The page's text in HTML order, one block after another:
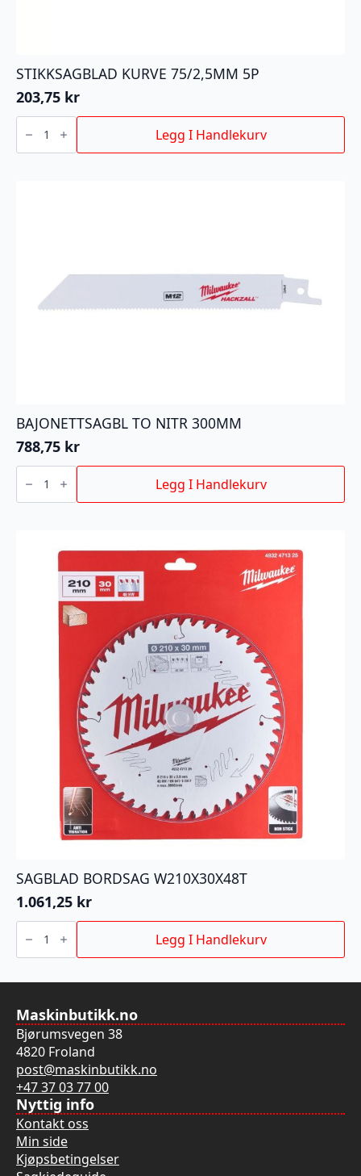
STIKKSAGBLAD KURVE 75/2,5MM 5P
203,75 kr
STIKKSAGBLAD
KURVE
75/2,5MM
5P
Legg I Handlekurv
BAJONETTSAGBL TO NITR 300MM
788,75 kr
BAJONETTSAGBL
TO
300MM
Legg I Handlekurv
SAGBLAD BORDSAG W210X30X48T
1.061,25 kr
SAGBLAD
BORDSAG
W210X30X48T
antall
Legg I Handlekurv
Maskinbutikk.no
Bjørumsvegen 38
4820 Froland
post@maskinbutikk.no
+47 37 03 77 00
Nyttig info
Kontakt oss
Min side
Kjøpsbetingelser